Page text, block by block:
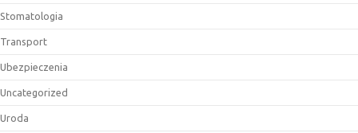
Stomatologia
Transport
Ubezpieczenia
Uncategorized
Uroda